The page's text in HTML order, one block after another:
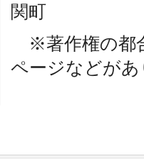
関町
※著作権の都
ページなどが